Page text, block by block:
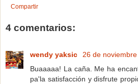
Compartir
4 comentarios:
wendy yaksic
26 de
Buaaaaa! La caña. Me ha
pa'la satisfacción y disfrute